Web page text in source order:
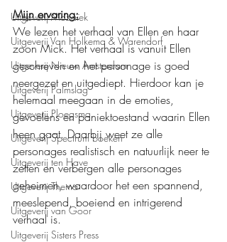
Uitgeverij Mozaïek
Uitgeverij Van Holkema & Warendorf
Uitgeverij Nieuw Amsterdam
Uitgeverij Palmslag
Uitgeverij Ploegsma
Uitgeverij Spectrum boeken
Uitgeverij ten Have
Uitgeverij Thema
Uitgeverij van Goor
Uitgeverij Sisters Press
Mijn ervaring:
We lezen het verhaal van Ellen en haar
zoon Mick. Het verhaal is vanuit Ellen
geschreven en het personage is goed
neergezet en uitgediept. Hierdoor kan je
helemaal meegaan in de emoties,
gevoelens en paniektoestand waarin Ellen
heen gaat. Daarbij weet ze alle
personages realistisch en natuurlijk neer te
zetten en verbergen alle personages
geheimen, waardoor het een spannend,
meeslepend, boeiend en intrigerend
verhaal is.